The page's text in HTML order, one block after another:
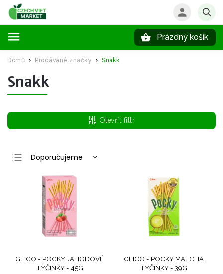
Prázdný košík
Domů / Prodávané značky / Snakk
Snakk
Otevřít filtr
Doporučujeme
Nejlevnější
Nejdražší
Nejprodávanější
Abecedně
GLICO - POCKY JAHODOVÉ
TYČINKY - 45G
GLICO - POCKY MATCHA
TYČINKY - 39G